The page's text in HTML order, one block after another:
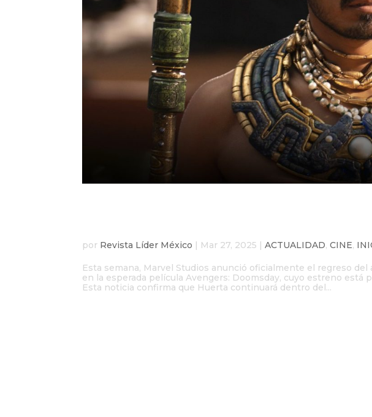
por Revista Líder México | Mar 27, 2025 |ACTUALIDAD,CINE,
Esta semana, Marvel Studios anunció oficialmente el regreso
en la esperada película Avengers: Doomsday, cuyo estreno está
Esta noticia confirma que Huerta continuará dentro del...